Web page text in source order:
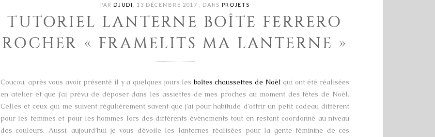
PARDJUDI 13 DÉCEMBRE 2017 DANS PROJETS
TUTORIEL LANTERNE BOÎTE FERRERO
ROCHER « FRAMELITS MA LANTERNE »
Coucou, après vous avoir présenté il y a quelques jours les boîtes chaussettes de Noël qui ont été réalisées
en atelier et que j’ai prévu de déposer dans les assiettes de mes proches au moment des fêtes de Noël.
Celles et ceux qui me suivent régulièrement savent que j’ai pour habitude d’offrir un petit cadeau différent
pour les femmes et pour les hommes lors des différents événements tout en restant coordonné au niveau
des couleurs. Aussi, aujourd’hui je vous dévoile les lanternes réalisées pour la gente féminine de ces